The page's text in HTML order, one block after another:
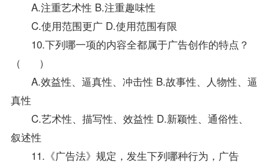
A.注重艺术性 B.注重趣味性
C.使用范围更广 D.使用范围有限
10.下列哪一项的内容全都属于广告创作的特点？
（ ）
A.效益性、逼真性、冲击性 B.故事性、人物性、逼
真性
C.艺术性、描写性、效益性 D.新颖性、通俗性、
叙述性
11.《广告法》规定，发生下列哪种行为，广告